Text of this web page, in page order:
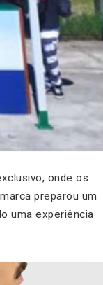
onde os
preparou um
uma experiência